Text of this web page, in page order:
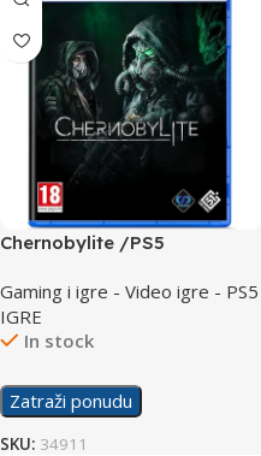
Chernobylite /PS5
Gaming i igre - Video igre - PS5
IGRE
In stock
Zatraži ponudu
SKU: 34911